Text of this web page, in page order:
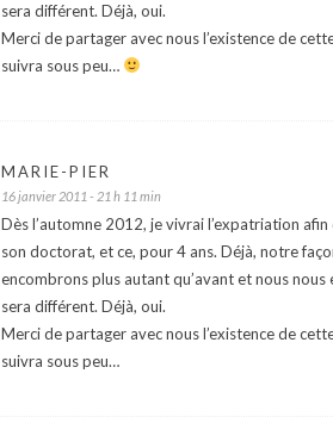
sera différent. Déjà, oui.
Merci de partager avec nous l’existence de
suivra sous peu…
MARIE-PIER
16 janvier 2011 - 21 h 11 min
Dès l’automne 2012, je vivrai l’expatriation
son doctorat, et ce, pour 4 ans. Déjà, notre
encombrons plus autant qu’avant et nous
sera différent. Déjà, oui.
Merci de partager avec nous l’existence de
suivra sous peu…